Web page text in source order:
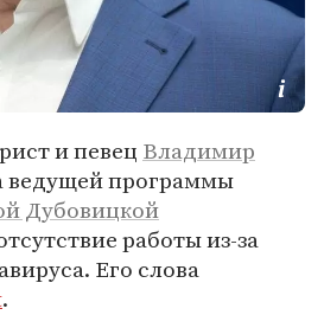
и певец Владимир
ведущей программы
Дубовицкой
работы из-за
Его слова
.